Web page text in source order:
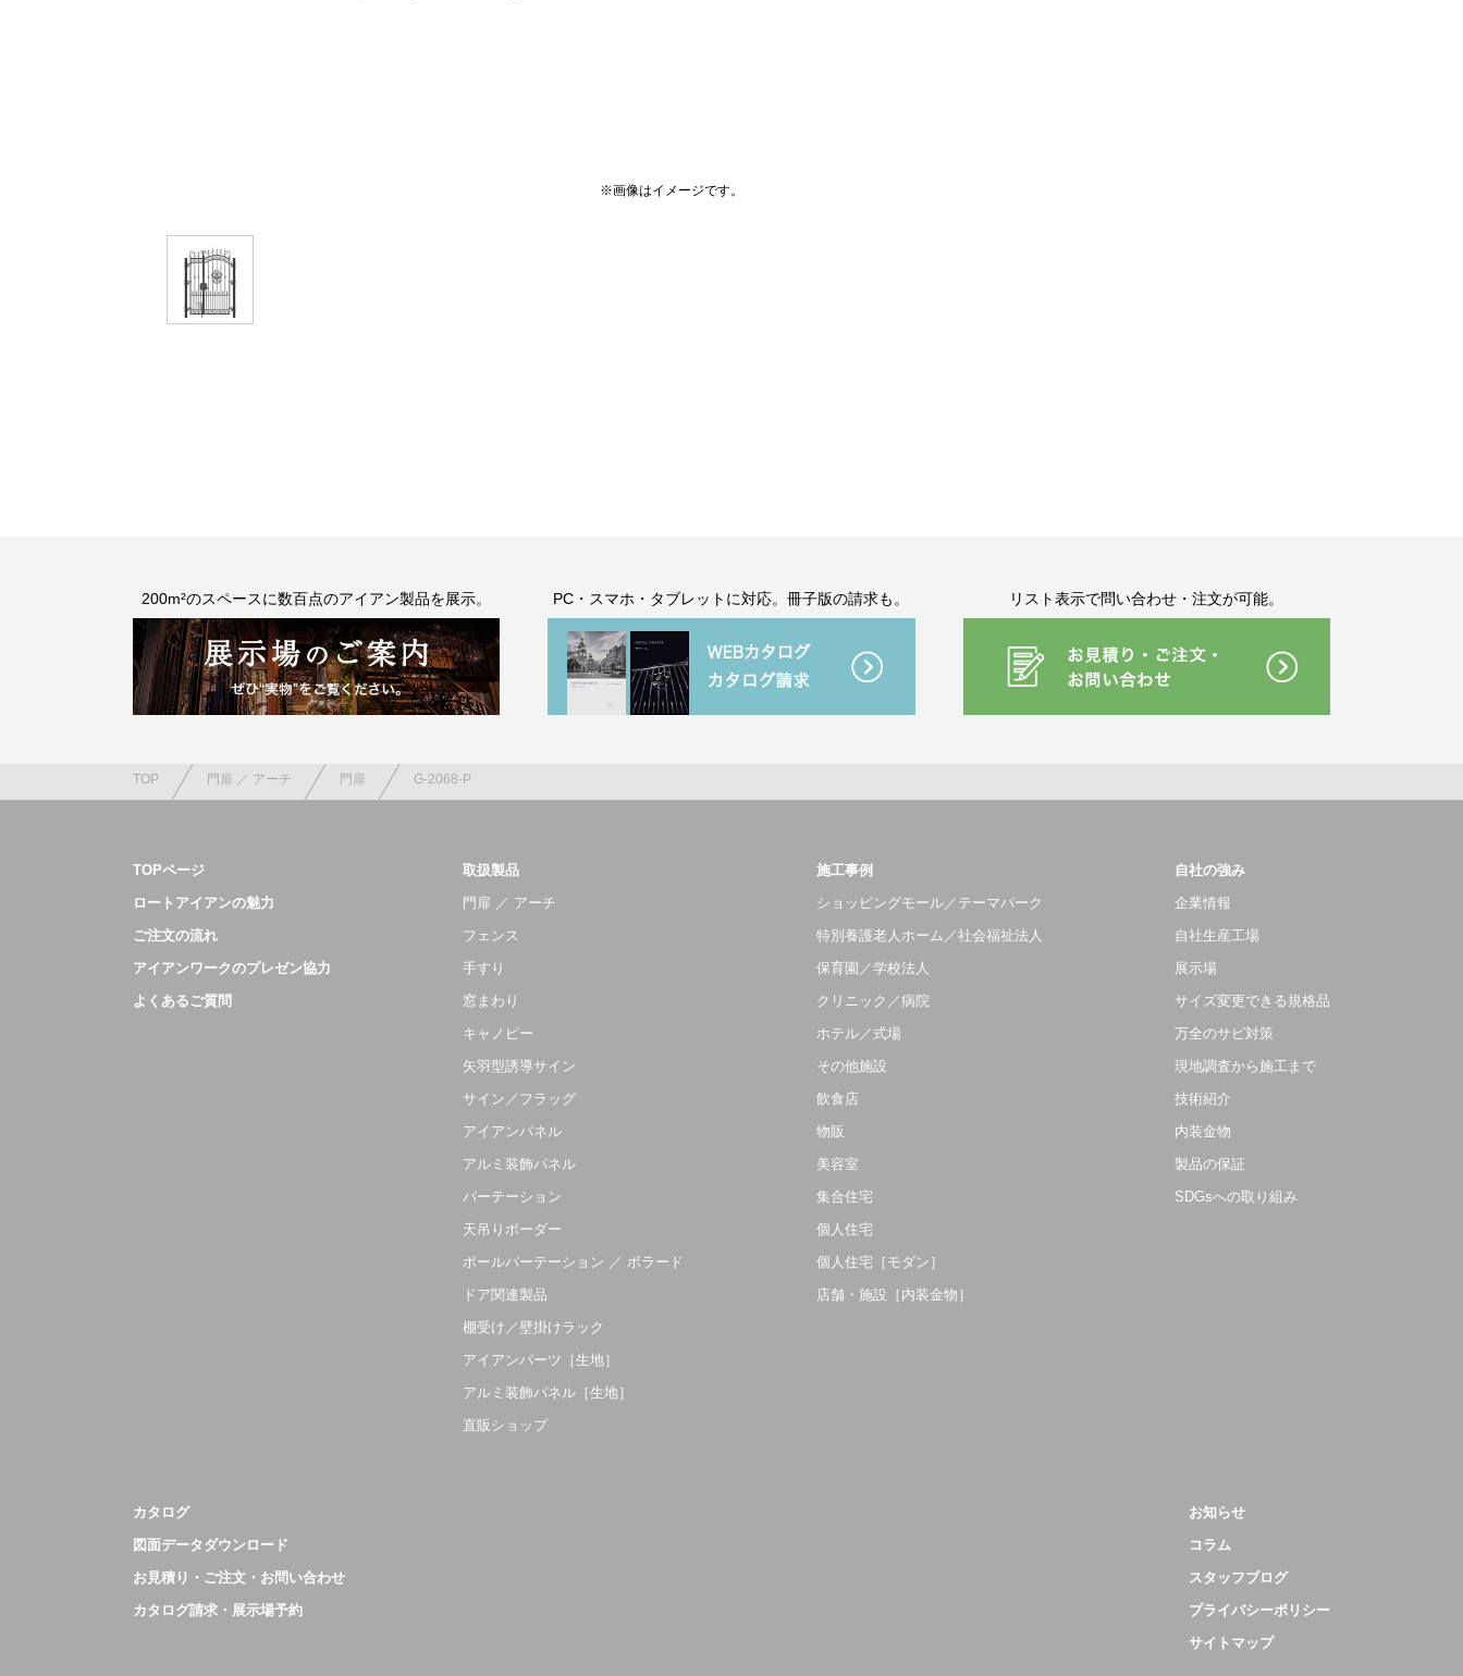
※画像はイメージです。
200m²のスペースに数百点のアイアン製品を展示。 PC・スマホ・タブレットに対応。冊子版の請求も。 リスト表示で問い合わせ・注文が可能。
TOP 門扉 ／ アーチ 門扉 G-2068-P
TOPページ
ロートアイアンの魅力
ご注文の流れ
アイアンワークのプレゼン協力
よくあるご質問
取扱製品
門扉 ／ アーチ
フェンス
手すり
窓まわり
キャノピー
矢羽型誘導サイン
サイン／フラッグ
アイアンパネル
アルミ装飾パネル
パーテーション
天吊りボーダー
ポールパーテーション ／ ボラード
ドア関連製品
棚受け／壁掛けラック
アイアンパーツ［生地］
アルミ装飾パネル［生地］
直販ショップ
施工事例
ショッピングモール／テーマパーク
特別養護老人ホーム／社会福祉法人
保育園／学校法人
クリニック／病院
ホテル／式場
その他施設
飲食店
物販
美容室
集合住宅
個人住宅
個人住宅［モダン］
店舗・施設［内装金物］
自社の強み
企業情報
自社生産工場
展示場
サイズ変更できる規格品
万全のサビ対策
現地調査から施工まで
技術紹介
内装金物
製品の保証
SDGsへの取り組み
カタログ
図面データダウンロード
お見積り・ご注文・お問い合わせ
カタログ請求・展示場予約
お知らせ
コラム
スタッフブログ
プライバシーポリシー
サイトマップ